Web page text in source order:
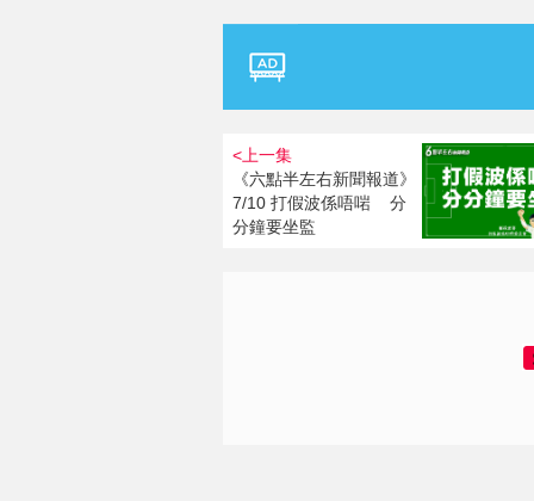
<上一集
《六點半左右新聞報道》
7/10 打假波係唔啱 分
分鐘要坐監